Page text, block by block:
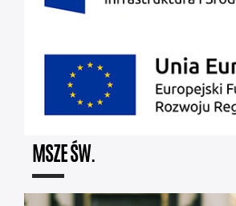
MSZE ŚW.